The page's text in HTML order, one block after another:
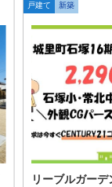
戸建て 新築
リーブルガー